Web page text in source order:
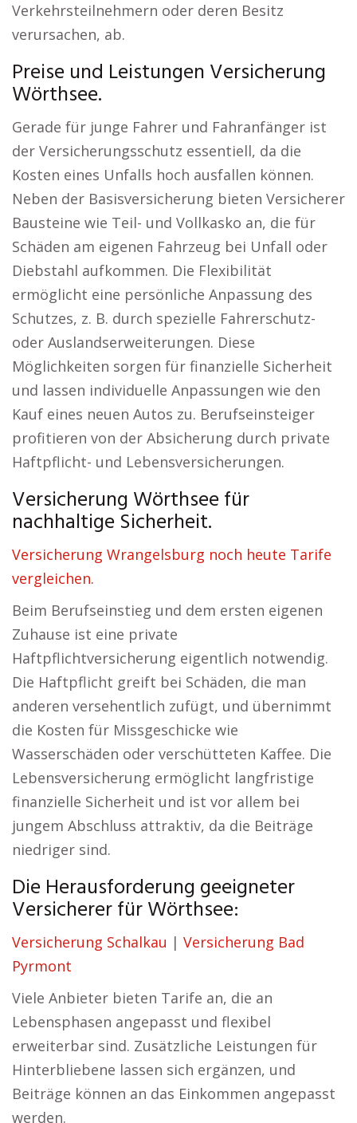
Verkehrsteilnehmern oder deren Besitz
verursachen, ab.
Preise und Leistungen Versicherung
Wörthsee.
Gerade für junge Fahrer und Fahranfänger ist
der Versicherungsschutz essentiell, da die
Kosten eines Unfalls hoch ausfallen können.
Neben der Basisversicherung bieten Versicherer
Bausteine wie Teil- und Vollkasko an, die für
Schäden am eigenen Fahrzeug bei Unfall oder
Diebstahl aufkommen. Die Flexibilität
ermöglicht eine persönliche Anpassung des
Schutzes, z. B. durch spezielle Fahrerschutz-
oder Auslandserweiterungen. Diese
Möglichkeiten sorgen für finanzielle Sicherheit
und lassen individuelle Anpassungen wie den
Kauf eines neuen Autos zu. Berufseinsteiger
profitieren von der Absicherung durch private
Haftpflicht- und Lebensversicherungen.
Versicherung Wörthsee für
nachhaltige Sicherheit.
Versicherung Wrangelsburg noch heute Tarife
vergleichen.
Beim Berufseinstieg und dem ersten eigenen
Zuhause ist eine private
Haftpflichtversicherung eigentlich notwendig.
Die Haftpflicht greift bei Schäden, die man
anderen versehentlich zufügt, und übernimmt
die Kosten für Missgeschicke wie
Wasserschäden oder verschütteten Kaffee. Die
Lebensversicherung ermöglicht langfristige
finanzielle Sicherheit und ist vor allem bei
jungem Abschluss attraktiv, da die Beiträge
niedriger sind.
Die Herausforderung geeigneter
Versicherer für Wörthsee:
Versicherung Schalkau | Versicherung Bad
Pyrmont
Viele Anbieter bieten Tarife an, die an
Lebensphasen angepasst und flexibel
erweiterbar sind. Zusätzliche Leistungen für
Hinterbliebene lassen sich ergänzen, und
Beiträge können an das Einkommen angepasst
werden.